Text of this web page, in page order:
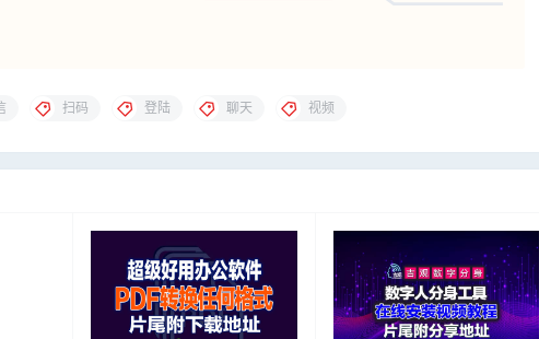
扫码 登陆 聊天 视频